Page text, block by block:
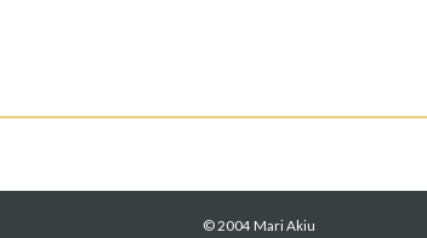
© 2004 Mari Akiu